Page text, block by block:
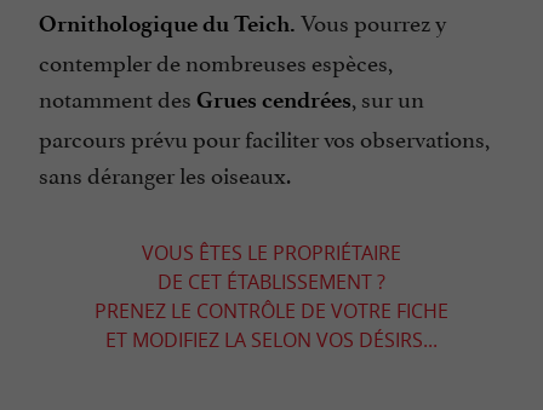
Ornithologique du Teich. Vous pourrez y
contempler de nombreuses espèces,
notamment des Grues cendrées, sur un
parcours prévu pour faciliter vos observations,
sans déranger les oiseaux.
VOUS ÊTES LE PROPRIÉTAIRE
DE CET ÉTABLISSEMENT ?
PRENEZ LE CONTRÔLE DE VOTRE FICHE
ET MODIFIEZ LA SELON VOS DÉSIRS...